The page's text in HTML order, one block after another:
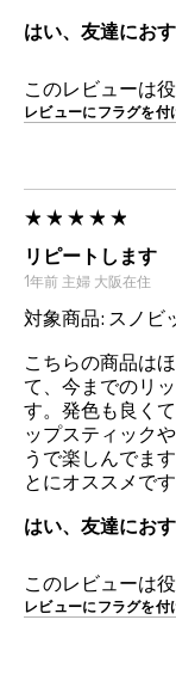
はい、友達にお
このレビューは
レビューにフラグを付
リピートします
1年前 主婦 大阪在住
対象商品: スノビ
こちらの商品は
て、今までのリ
す。発色も良く
ップスティック
うで楽しんでま
とにオススメで
はい、友達にお
このレビューは
レビューにフラグを付